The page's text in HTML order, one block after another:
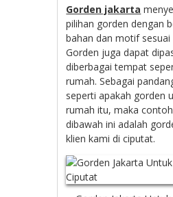
Gorden jakarta
pilihan gorden dengan
bahan dan motif sesuai
Gorden juga dapat
diberbagai tempat
rumah. Sebagai
seperti apakah gorden
rumah itu, maka
dibawah ini adalah
klien kami di ciputat.